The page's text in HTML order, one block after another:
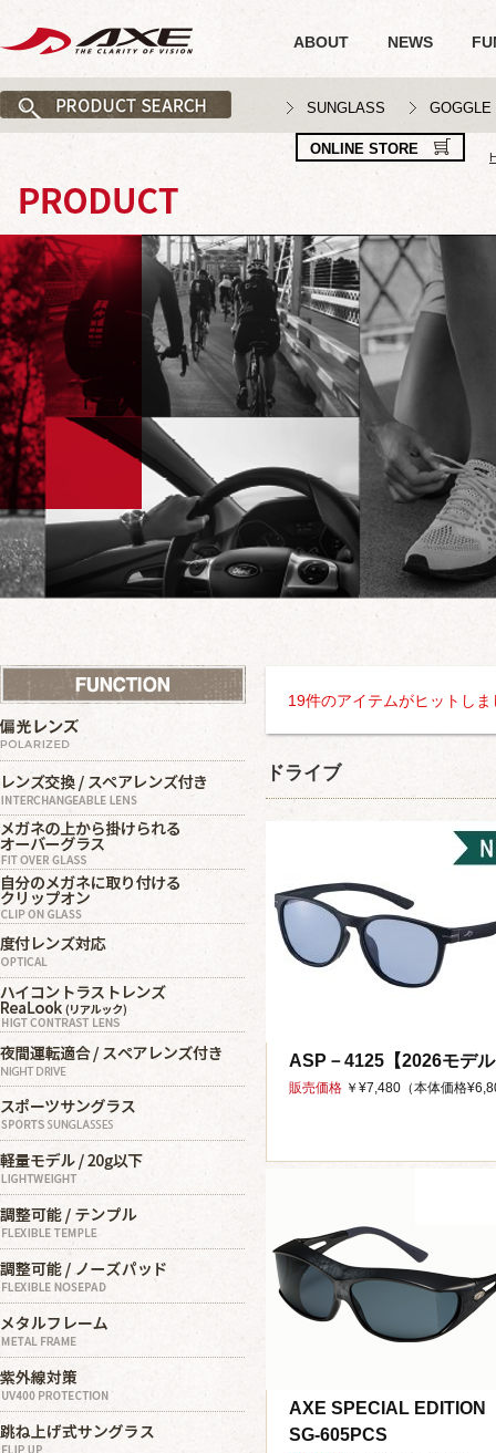
ABOUT NEWS
SUNGLASS GOGGLE
ONLINE STORE
19件のアイテムがヒットしま
ドライブ
ASP－4125【2026モデ
販売価格 ￥¥7,480（本体価格
AXE SPECIAL EDITION
SG-605PCS